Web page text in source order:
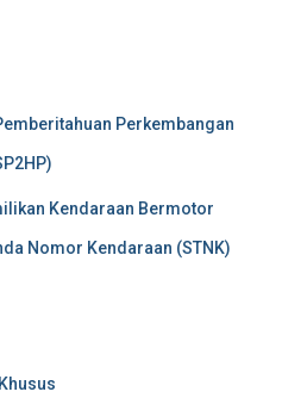
Perkembangan
Kendaraan Bermotor
Nomor Kendaraan (STNK)